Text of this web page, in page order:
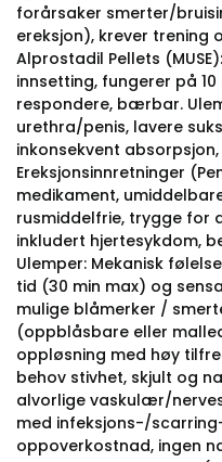
forårsaker smerter/
ereksjon), krever trening
Alprostadil Pellets
innsetting, fungerer på
respondere, bærbar.
urethra/penis, lavere
inkonsekvent
Ereksjonsinnretninger
medikament,
rusmiddelfrie, trygge for
inkludert hjertesykdom,
Ulemper: Mekanisk
tid (30 min max) og
mulige blåmerker /
(oppblåsbare eller
oppløsning med høy
behov stivhet, skjult og
alvorlige vaskulær/
med infeksjons-/
oppoverkostnad, ingen